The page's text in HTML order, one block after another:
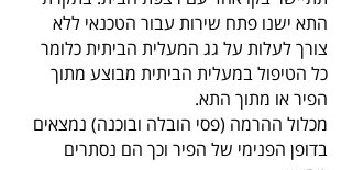
התא ישנו פתח שירות עבור הטכנאי ללא
צורך לעלות על גג המעלית הביתית כלומר
כל הטיפול במעלית הביתית מבוצע מתוך
הפיר או מתוך התא.
מכלול ההרמה (פסי הובלה ובוכנה) נמצאים
בדופן הפנימי של הפיר וכך הם נסתרים